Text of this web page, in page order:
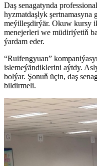
Daş senagatynda
hyzmatdaşlyk
meýilleşdirýär. Okuw kursy
menejerleri we müdiriýetiň
ýardam eder.
“Ruifengyuan”
islemeýändiklerini aýtdy.
bolýar. Şonuň üçin, daş
bildirmeli.